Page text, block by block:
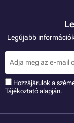
Legújabb
Hozzájárulok a
Tájékoztató alapján.